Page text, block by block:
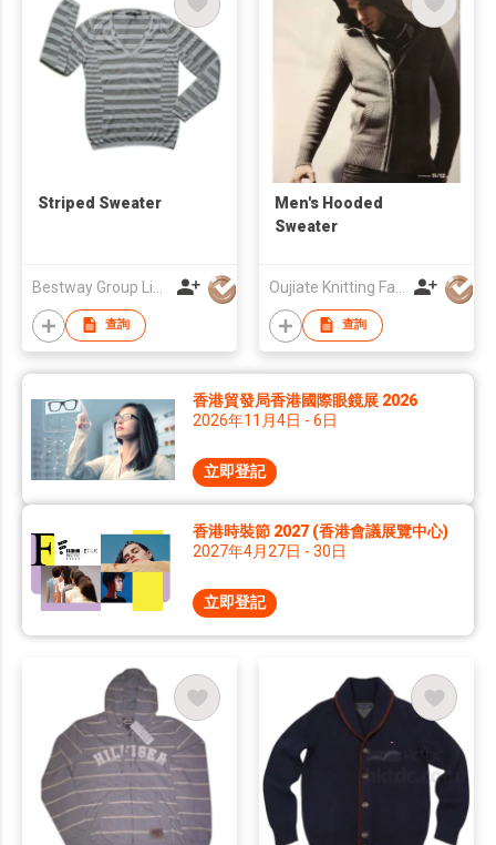
Striped Sweater
查詢
Men's Hooded
Sweater
查詢
香港貿發局香港國際眼鏡展 2026
2026年11月4日 - 6日
立即登記
香港時裝節 2027 (香港會議展覽中心)
2027年4月27日 - 30日
立即登記